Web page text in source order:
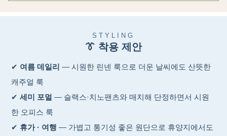
STYLING
👔 착용 제안
✔ 여름 데일리 — 시원한 린넨 룩으로 더운 날씨에도 산뜻한
캐주얼 룩
✔ 세미 포멀 — 슬랙스·치노팬츠와 매치해 단정하면서 시원
한 오피스 룩
✔ 휴가 · 여행 — 가볍고 통기성 좋은 원단으로 휴양지에서도